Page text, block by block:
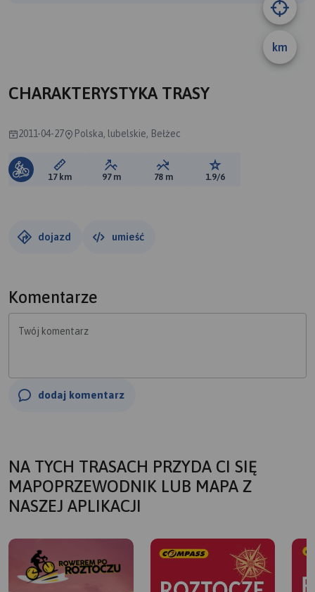
km
CHARAKTERYSTYKA TRASY
2011-04-27 Polska, lubelskie, Bełżec
Długość trasy:
17 km Suma przewyższeń:
97 m Suma spadków:
78 m Ocena trasy:
1.9/6
dojazd umieść
Komentarze
Twój komentarz
dodaj komentarz
NA TYCH TRASACH PRZYDA CI SIĘ
MAPOPRZEWODNIK LUB MAPA Z
NASZEJ APLIKACJI